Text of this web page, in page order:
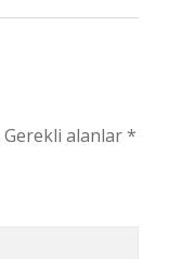
Gerekli alanlar*